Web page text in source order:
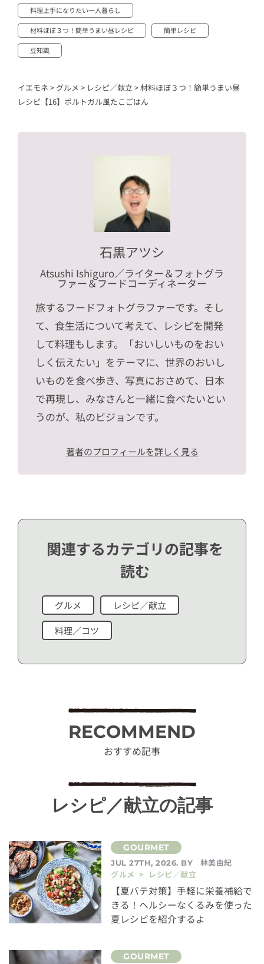
料理上手になりたい一人暮らし
材料ほぼ３つ！簡単うまい昼レシピ 簡単レシピ
豆知識
イエモネ > グルメ > レシピ／献立>材料ほぼ３つ！簡単うまい昼
レシピ【16】ポルトガル風たこごはん
石黒アツシ
Atsushi Ishiguro／ライター＆フォトグラ
ファー＆フードコーディネーター
旅するフードフォトグラファーです。そし
て、食生活について考えて、レシピを開発
して料理もします。「おいしいものをおい
しく伝えたい」をテーマに、世界のおいし
いものを食べ歩き、写真におさめて、日本
で再現し、みなさんと一緒に食べたいとい
うのが、私のビジョンです。
著者のプロフィールを詳しく見る
関連するカテゴリの記事を
読む
グルメ レシピ／献立
料理／コツ
RECOMMEND
おすすめ記事
レシピ／献立の記事
JUL 27TH, 2026. BY
林美由紀
グルメ > レシピ／献立
【夏バテ対策】手軽に栄養補給で
きる！ヘルシーなくるみを使った
夏レシピを紹介するよ